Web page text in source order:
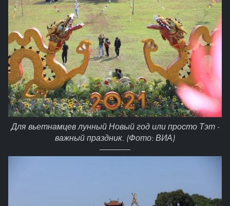
Для вьетнамцев лунный Новый год или просто Тэт -
важный праздник. (Фото: ВИА)